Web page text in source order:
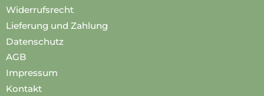
Widerrufsrecht
Lieferung und Zahlung
Datenschutz
AGB
Impressum
Kontakt